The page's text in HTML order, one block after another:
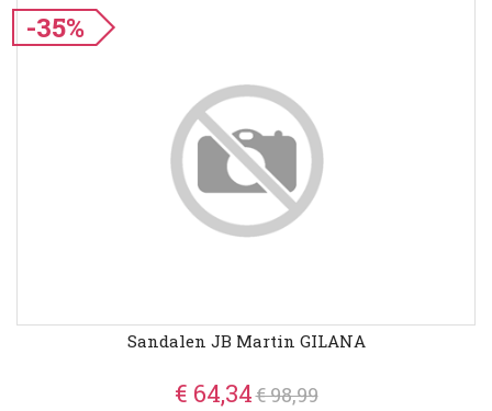
-35%
Sandalen JB Martin GILANA
€ 64,34€ 98,99